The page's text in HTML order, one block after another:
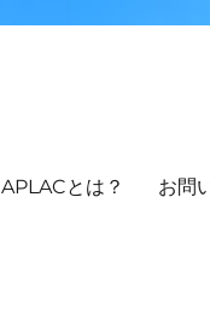
APLACとは？ お問